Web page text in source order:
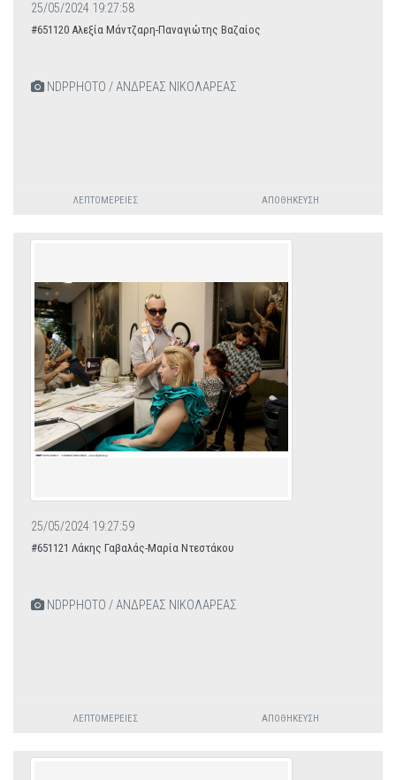
25/05/2024 19:27:58
#651120 Αλεξία Μάντζαρη-Παναγιώτης Βαζαίος
NDPPHOTO / ΑΝΔΡΕΑΣ ΝΙΚΟΛΑΡΕΑΣ
ΛΕΠΤΟΜΈΡΕΙΕΣ ΑΠΟΘΉΚΕΥΣΗ
25/05/2024 19:27:59
#651121 Λάκης Γαβαλάς-Μαρία Ντεστάκου
NDPPHOTO / ΑΝΔΡΕΑΣ ΝΙΚΟΛΑΡΕΑΣ
ΛΕΠΤΟΜΈΡΕΙΕΣ ΑΠΟΘΉΚΕΥΣΗ